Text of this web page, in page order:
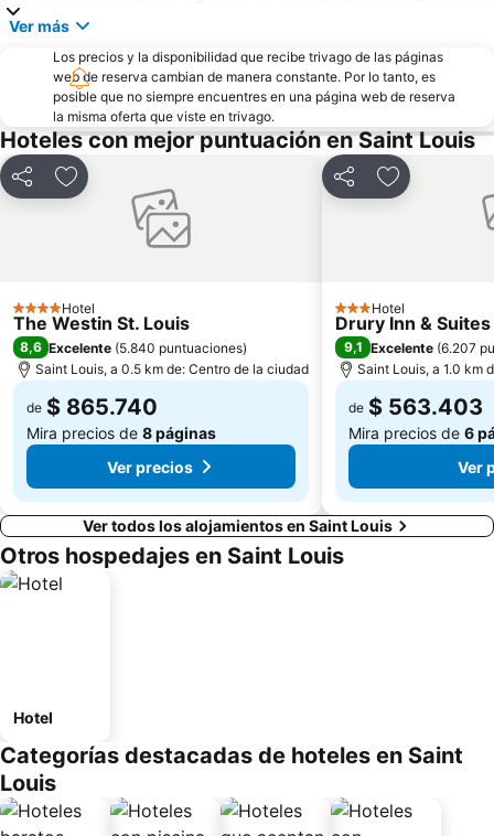
Ver más
Los precios y la disponibilidad que recibe trivago de las páginas
web de reserva cambian de manera constante. Por lo tanto, es
posible que no siempre encuentres en una página web de reserva
la misma oferta que viste en trivago.
Hoteles con mejor puntuación en Saint Louis
CompartirAgregar a favoritos
4 Estrellas
Hotel
The Westin St. Louis
8,6 Excelente (5.840 puntuaciones)
Saint Louis, a 0.5 km de: Centro de la ciudad
de $ 865.740
Mira precios de 8 páginas
Ver precios
CompartirAgregar a
3 Estrellas
Hotel
Drury Inn &
9,1 Excelente (6.207
Saint Louis, a 1.0 km
de $ 563.403
Mira precios de 6
Ver
Ver todos los alojamientos en Saint Louis
Otros hospedajes en Saint Louis
Hotel
Categorías destacadas de hoteles en Saint
Louis